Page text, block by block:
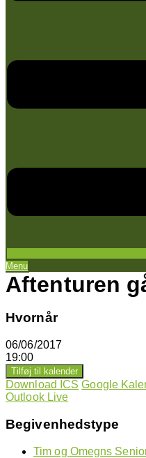
Menu
Aftenturen
Hvornår
06/06/2017
19:00
Tilføj til kalender
Download ICS Google
Outlook Live
Begivenhedstype
Tim og Omegns